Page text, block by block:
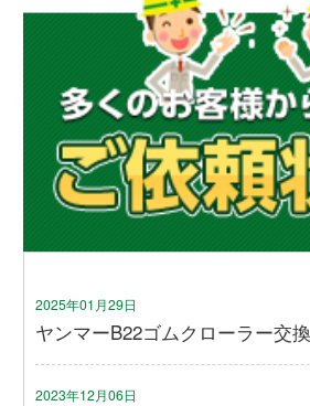
2025年01月29日
ヤンマーB22ゴムクローラー交換
2023年12月06日